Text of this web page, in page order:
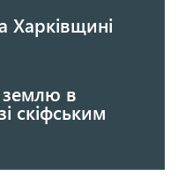
Харківщині
землю в
скіфським